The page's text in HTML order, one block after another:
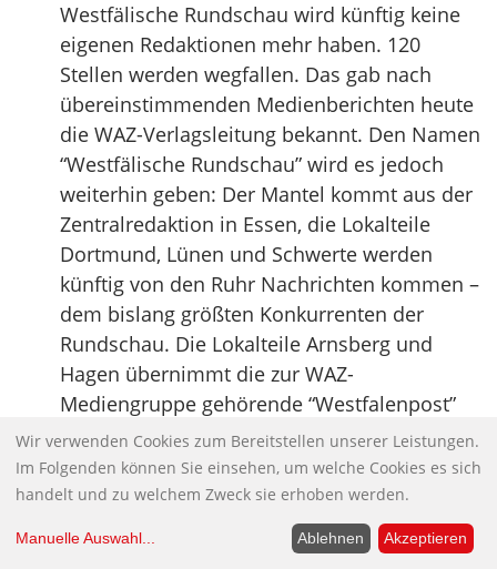
Westfälische Rundschau wird künftig keine
eigenen Redaktionen mehr haben. 120
Stellen werden wegfallen. Das gab nach
übereinstimmenden Medienberichten heute
die WAZ-Verlagsleitung bekannt. Den Namen
“Westfälische Rundschau” wird es jedoch
weiterhin geben: Der Mantel kommt aus der
Zentralredaktion in Essen, die Lokalteile
Dortmund, Lünen und Schwerte werden
künftig von den Ruhr Nachrichten kommen –
dem bislang größten Konkurrenten der
Rundschau. Die Lokalteile Arnsberg und
Hagen übernimmt die zur WAZ-
Mediengruppe gehörende “Westfalenpost”
übernehmen. Eine traurige Entwicklung.
Dortmund, die drittgrößte Stadt Nordrhein
Westfalens hat damit nur noch einen
Wir verwenden Cookies zum Bereitstellen unserer Leistungen.
Im Folgenden können Sie einsehen, um welche Cookies es sich
handelt und zu welchem Zweck sie erhoben werden.
Manuelle Auswahl... Ablehnen Akzeptieren